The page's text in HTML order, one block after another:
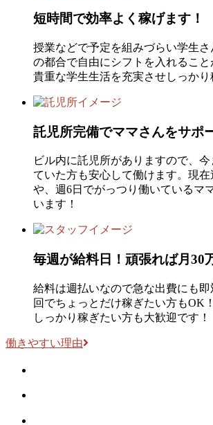
短時間で効率よく稼げます！
授業などで予定を組みづらい学生さ
の都合で自由にシフトを入れること
貴重な学生生活を充実させしっかり
託児所完備でママさんをサポ
ビル内に託児所がありますので、
ていた方も安心して働けます。現
や、週6日でがっつり働いているマ
います！
毎週が給料日！頑張れば月30
給料は週払いなので急な出費にも即
回でちょっとだけ稼ぎたい方もOK
しっかり稼ぎたい方も大歓迎です！
働きやすい理由